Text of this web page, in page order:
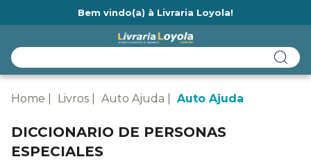
Bem vindo(a) à Livraria Loyola!
Home Livros Auto Ajuda Auto Ajuda
DICCIONARIO DE PERSONAS
ESPECIALES